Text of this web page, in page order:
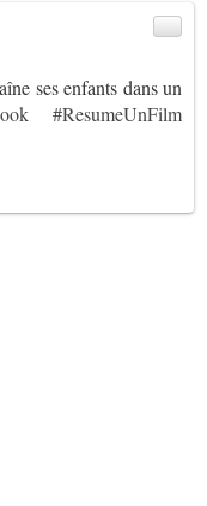
ses enfants dans un
#ResumeUnFilm